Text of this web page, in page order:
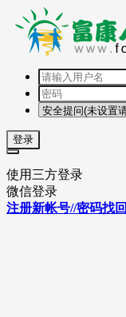
登录
使用三方登录
微信登录
注册新帐号//密码找回